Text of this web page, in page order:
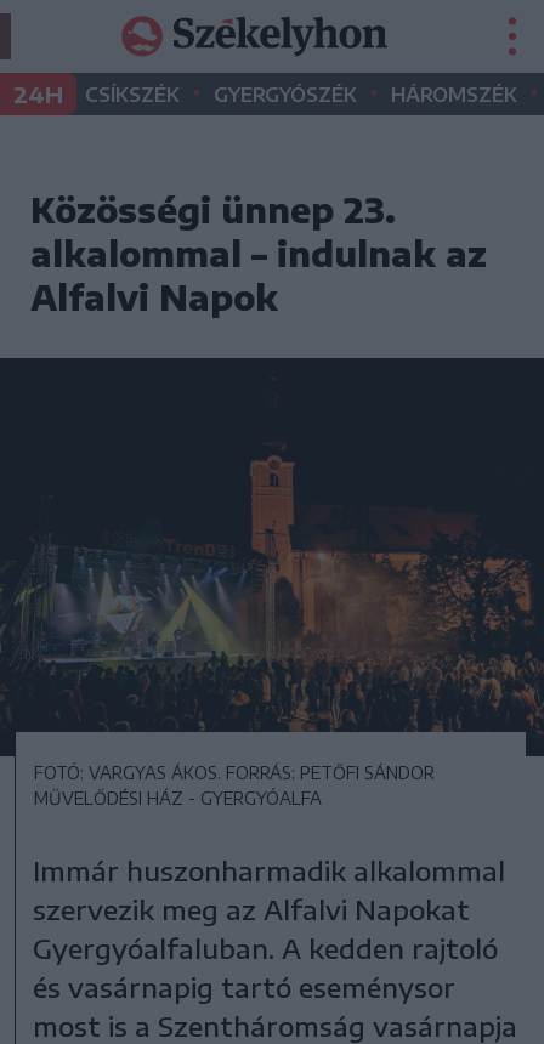
24H CSÍKSZÉK • GYERGYÓSZÉK • HÁROMSZÉK •
Közösségi ünnep 23.
alkalommal – indulnak az
Alfalvi Napok
FOTÓ: VARGYAS ÁKOS. FORRÁS: PETŐFI SÁNDOR
MŰVELŐDÉSI HÁZ - GYERGYÓALFA
Immár huszonharmadik alkalommal
szervezik meg az Alfalvi Napokat
Gyergyóalfaluban. A kedden rajtoló
és vasárnapig tartó eseménysor
most is a Szentháromság vasárnapja